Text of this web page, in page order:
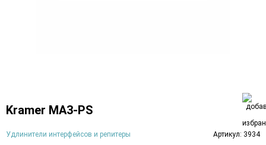
Kramer MA3-PS
Удлинители интерфейсов и репитеры Артикул: 3934